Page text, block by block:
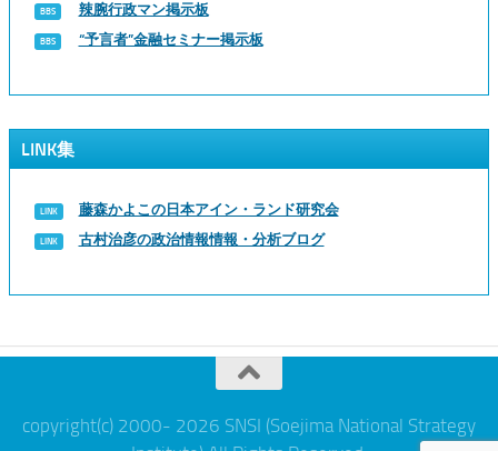
辣腕行政マン掲示板
“予言者”金融セミナー掲示板
LINK集
藤森かよこの日本アイン・ランド研究会
古村治彦の政治情報情報・分析ブログ
copyright(c) 2000- 2026 SNSI (Soejima National Strategy